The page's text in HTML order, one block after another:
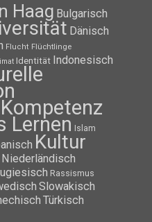
Haag Bulgarisch
Dänisch
Flucht Flüchtlinge
Identität Indonesisch
Lernen Islam
Kultur
Niederländisch
Rassismus
Slowakisch
Türkisch